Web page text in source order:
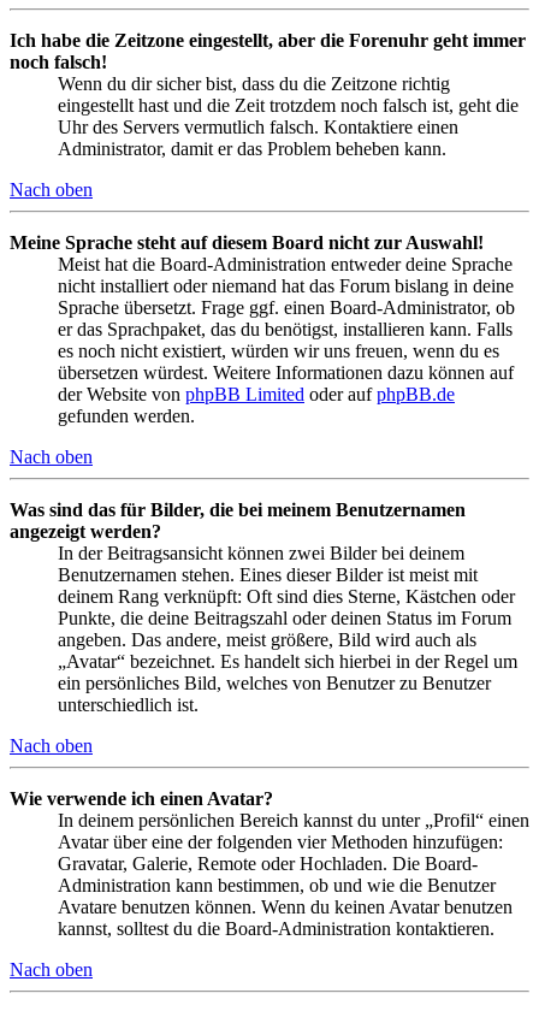
Ich habe die Zeitzone eingestellt, aber die Forenuhr geht immer
noch falsch!
Wenn du dir sicher bist, dass du die Zeitzone richtig
eingestellt hast und die Zeit trotzdem noch falsch ist, geht die
Uhr des Servers vermutlich falsch. Kontaktiere einen
Administrator, damit er das Problem beheben kann.
Nach oben
Meine Sprache steht auf diesem Board nicht zur Auswahl!
Meist hat die Board-Administration entweder deine Sprache
nicht installiert oder niemand hat das Forum bislang in deine
Sprache übersetzt. Frage ggf. einen Board-Administrator, ob
er das Sprachpaket, das du benötigst, installieren kann. Falls
es noch nicht existiert, würden wir uns freuen, wenn du es
übersetzen würdest. Weitere Informationen dazu können auf
der Website von phpBB Limited oder aufphpBB.de
gefunden werden.
Nach oben
Was sind das für Bilder, die bei meinem Benutzernamen
angezeigt werden?
In der Beitragsansicht können zwei Bilder bei deinem
Benutzernamen stehen. Eines dieser Bilder ist meist mit
deinem Rang verknüpft: Oft sind dies Sterne, Kästchen oder
Punkte, die deine Beitragszahl oder deinen Status im Forum
angeben. Das andere, meist größere, Bild wird auch als
„Avatar“ bezeichnet. Es handelt sich hierbei in der Regel um
ein persönliches Bild, welches von Benutzer zu Benutzer
unterschiedlich ist.
Nach oben
Wie verwende ich einen Avatar?
In deinem persönlichen Bereich kannst du unter „Profil“ einen
Avatar über eine der folgenden vier Methoden hinzufügen:
Gravatar, Galerie, Remote oder Hochladen. Die Board-
Administration kann bestimmen, ob und wie die Benutzer
Avatare benutzen können. Wenn du keinen Avatar benutzen
kannst, solltest du die Board-Administration kontaktieren.
Nach oben